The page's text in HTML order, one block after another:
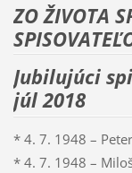
ZO ŽIVOTA
Jubilujúci
júl 2018
* 4. 7. 1948 –
* 4. 7. 1948 –